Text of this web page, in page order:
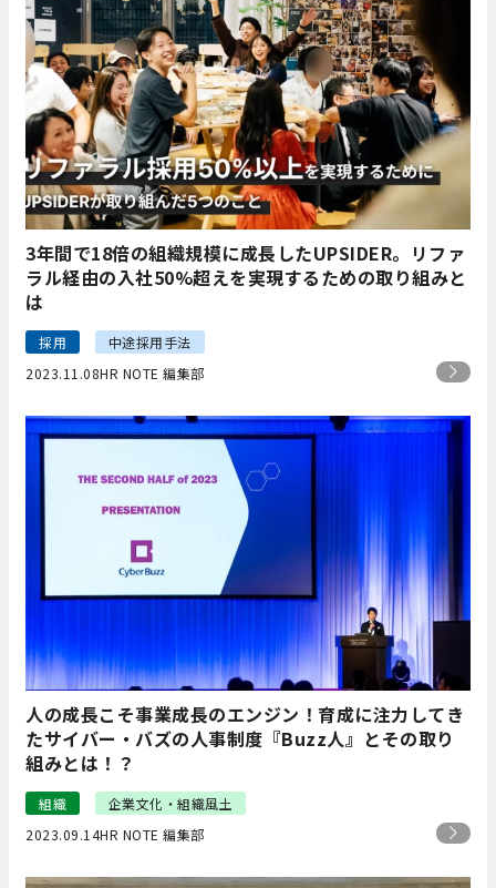
3年間で18倍の組織規模に成長したUPSIDER。リファ
ラル経由の入社50%超えを実現するための取り組みと
は
採用
中途採用手法
2023.11.08HR NOTE 編集部
人の成長こそ事業成長のエンジン！育成に注力してき
たサイバー・バズの人事制度『Buzz人』とその取り
組みとは！？
組織
企業文化・組織風土
2023.09.14HR NOTE 編集部